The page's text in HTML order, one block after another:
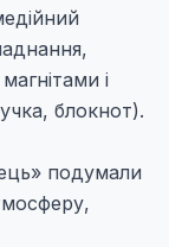
і
блокнот).
подумали